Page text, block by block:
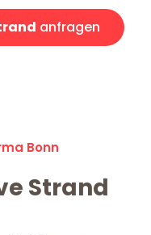
anfragen
Bonn
Strand